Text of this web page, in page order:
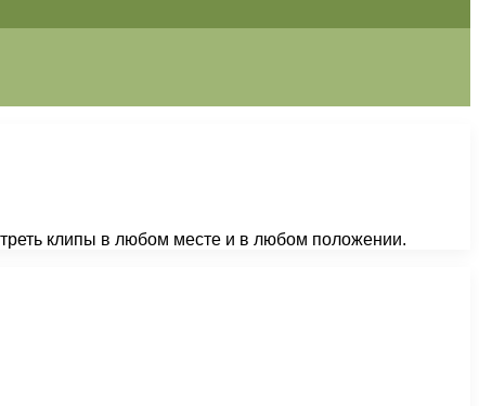
клипы в любом месте и в любом положении.